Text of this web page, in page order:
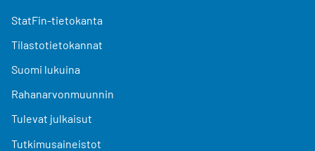
StatFin-tietokanta
Tilastotietokannat
Suomi lukuina
Rahanarvonmuunnin
Tulevat julkaisut
Tutkimusaineistot